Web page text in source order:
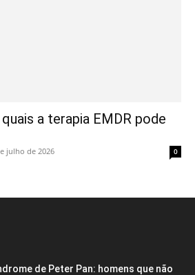
a terapia EMDR pode
julho de 2026 0
de Peter Pan: homens que não